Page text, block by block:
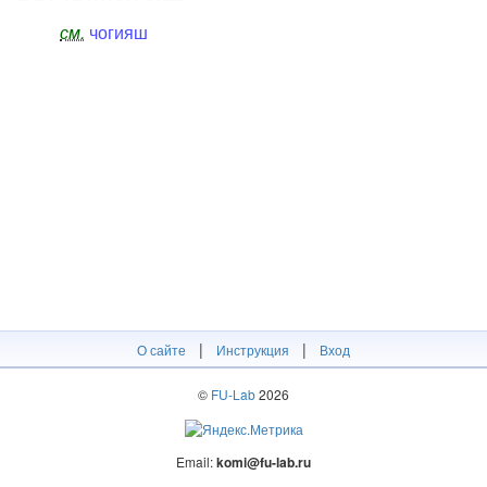
см. чогияш
О сайте | Инструкция | Вход
© FU-Lab2026
Email:komi@fu-lab.ru